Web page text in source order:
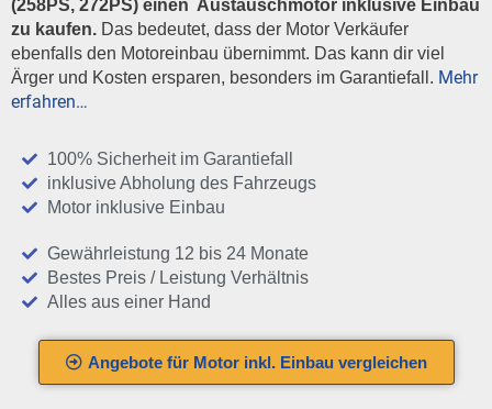
(258PS, 272PS) einen Austauschmotor inklusive Einbau
zu kaufen. Das bedeutet, dass der Motor Verkäufer
ebenfalls den Motoreinbau übernimmt. Das kann dir viel
Ärger und Kosten ersparen, besonders im Garantiefall. Mehr
erfahren…
100% Sicherheit im Garantiefall
inklusive Abholung des Fahrzeugs
Motor inklusive Einbau
Gewährleistung 12 bis 24 Monate
Bestes Preis / Leistung Verhältnis
Alles aus einer Hand
Angebote für Motor inkl. Einbau vergleichen